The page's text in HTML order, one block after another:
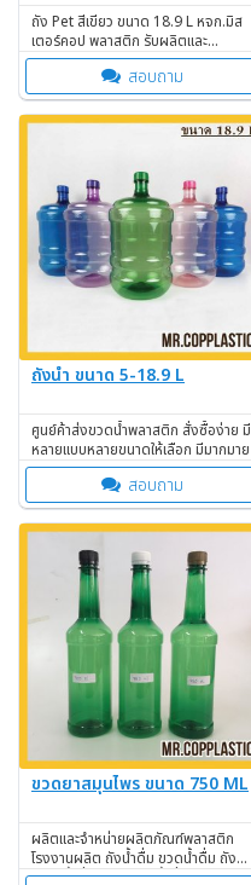
ถัง Pet สีเขียว ขนาด 18.9 L หจก.มิส
เตอร์คอป พลาสติก รับผลิตและ
จำหน่ายผลิตภัณฑ์พลาสติก
Pet,Pe,PP สำหรับบรรจุน้ำดื่ม ขวดยา
สอบถาม
ถังน้ำ ขนาด 5-18.9 L
ศูนย์ค้าส่งขวดน้ำพลาสติก สั่งซื้อง่าย มี
หลายแบบหลายขนาดให้เลือก มีมากมาย
สอบถาม
ขวดยาสมุนไพร ขนาด 750 ML
ผลิตและจำหน่ายผลิตภัณฑ์พลาสติก
โรงงานผลิต ถังน้ำดื่ม ขวดน้ำดื่ม ถัง
บรรจุน้ำดื่ม ขวดบรรจุน้ำดื่ม จาก